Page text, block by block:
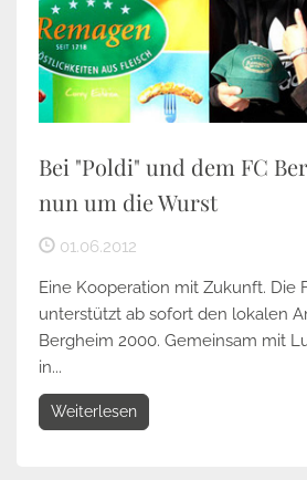
Bei "Poldi" und dem FC
nun um die Wurst
01.06.2012
Eine Kooperation mit Zukunft. Die
unterstützt ab sofort den lokalen
Bergheim 2000. Gemeinsam mit
in...
Weiterlesen